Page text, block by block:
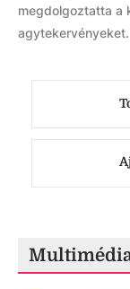
megdolgoztatta a
agytekervényeket.